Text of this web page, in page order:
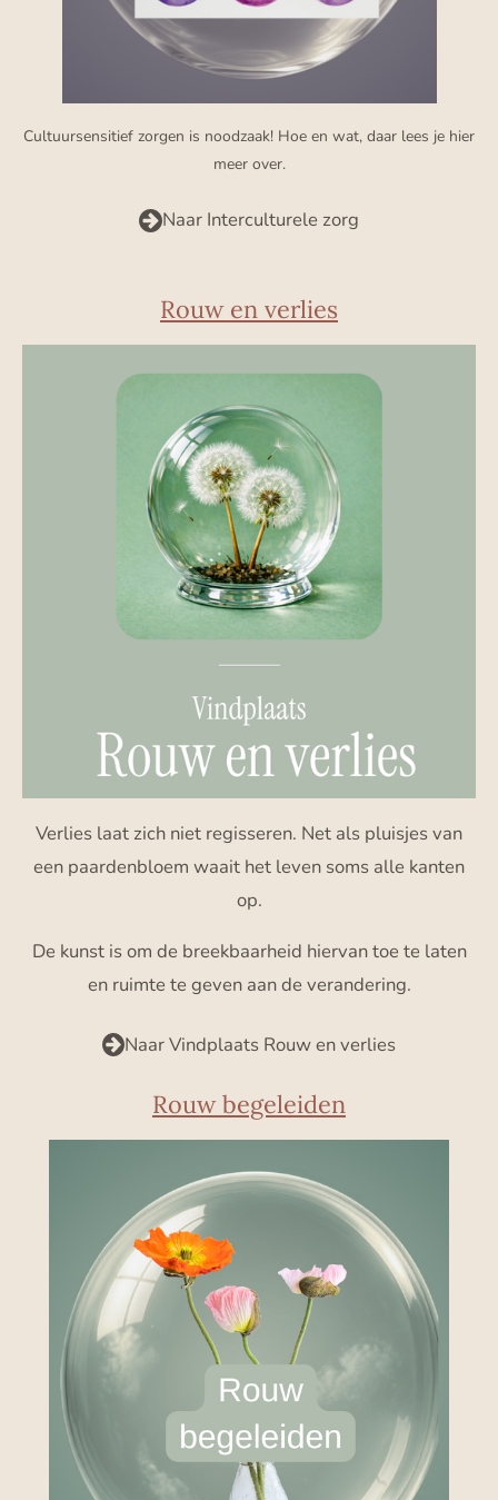
Cultuursensitief zorgen is noodzaak! Hoe en wat, daar lees je hier
meer over.
Naar Interculturele zorg
Rouw en verlies
Verlies laat zich niet regisseren. Net als pluisjes van
een paardenbloem waait het leven soms alle kanten
op.
De kunst is om de breekbaarheid hiervan toe te laten
en ruimte te geven aan de verandering.
Naar Vindplaats Rouw en verlies
Rouw begeleiden